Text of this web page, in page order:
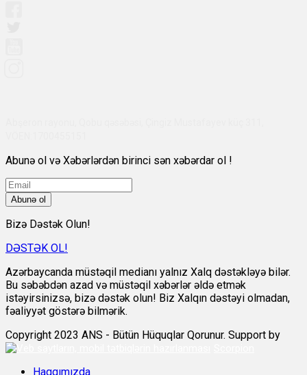
Abunə ol və Xəbərlərdən birinci sən xəbərdar ol !
Abunə ol
Bizə Dəstək Olun!
DƏSTƏK OL!
Azərbaycanda müstəqil medianı yalnız Xalq dəstəkləyə bilər.
Bu səbəbdən azad və müstəqil xəbərlər əldə etmək
istəyirsinizsə, bizə dəstək olun! Biz Xalqın dəstəyi olmadan,
fəaliyyət göstərə bilmərik.
Copyright 2023 ANS - Bütün Hüquqlar Qorunur. Support by
Haqqımızda